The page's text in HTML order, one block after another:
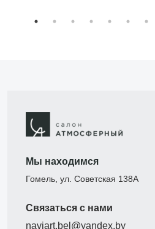
Мы находимся
Гомель, ул. Советская 138А
Связаться с нами
naviart.bel@yandex.by